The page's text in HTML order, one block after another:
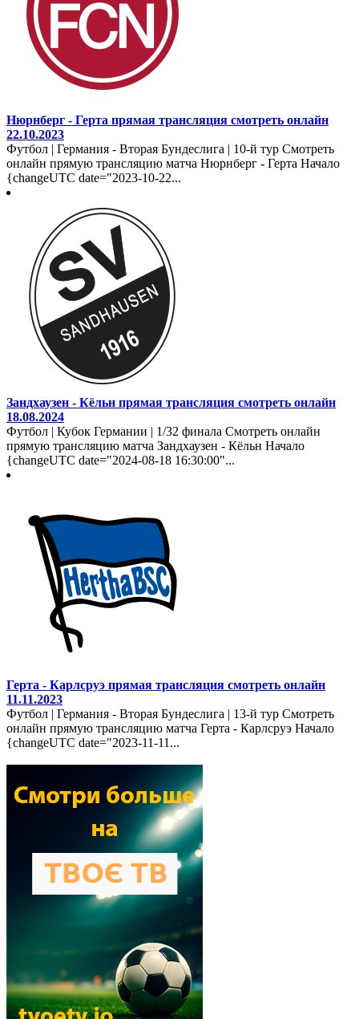
Нюрнберг - Герта прямая трансляция смотреть онлайн
22.10.2023
Футбол | Германия - Вторая Бундеслига | 10-й тур Смотреть
онлайн прямую трансляцию матча Нюрнберг - Герта Начало
{changeUTC date="2023-10-22...
Зандхаузен - Кёльн прямая трансляция смотреть онлайн
18.08.2024
Футбол | Кубок Германии | 1/32 финала Смотреть онлайн
прямую трансляцию матча Зандхаузен - Кёльн Начало
{changeUTC date="2024-08-18 16:30:00"...
Герта - Карлсруэ прямая трансляция смотреть онлайн
11.11.2023
Футбол | Германия - Вторая Бундеслига | 13-й тур Смотреть
онлайн прямую трансляцию матча Герта - Карлсруэ Начало
{changeUTC date="2023-11-11...